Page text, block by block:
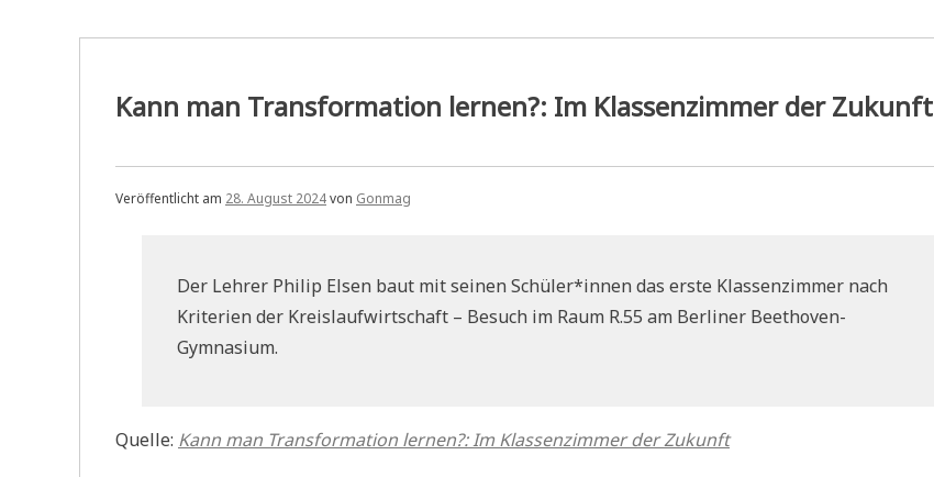
Kann man Transformation lernen?: Im Klassenzimmer der Zukunft
Veröffentlicht am 28. August 2024von Gonmag
Der Lehrer Philip Elsen baut mit seinen Schüler*innen das erste Klassenzimmer nach
Kriterien der Kreislaufwirtschaft – Besuch im Raum R.55 am Berliner Beethoven-
Gymnasium.
Quelle: Kann man Transformation lernen?: Im Klassenzimmer der Zukunft